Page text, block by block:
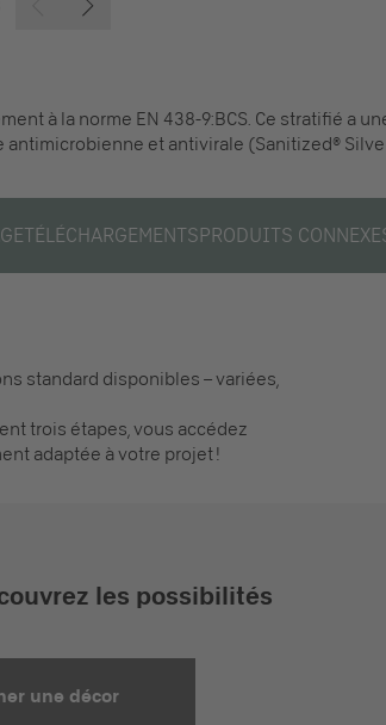
à la norme EN 438-9:BCS. Ce stratifié a
et antivirale (Sanitized®
TÉLÉCHARGEMENTSPRODUITS
standard disponibles – variées,
trois étapes, vous accédez
adaptée à votre projet !
les possibilités
une décor